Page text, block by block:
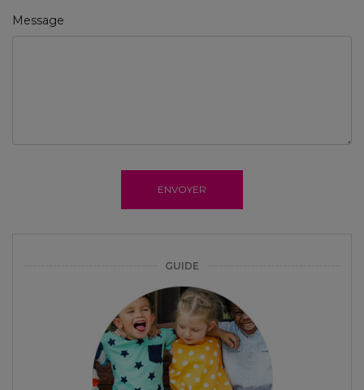
Message
ENVOYER
GUIDE